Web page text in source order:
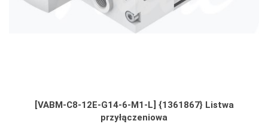
[VABM-C8-12E-G14-6-M1-L] {1361867} Listwa
przyłączeniowa